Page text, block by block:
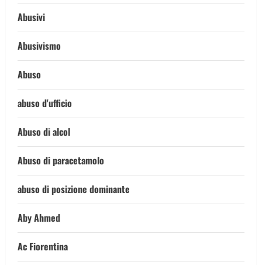
Abusivi
Abusivismo
Abuso
abuso d'ufficio
Abuso di alcol
Abuso di paracetamolo
abuso di posizione dominante
Aby Ahmed
Ac Fiorentina